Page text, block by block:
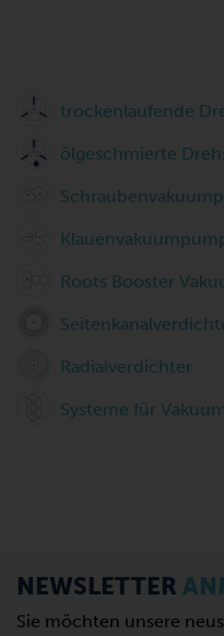
trockenlaufende
ölgeschmierte
Roots Booster
Radialverdichter
Systeme für Vakuum
NEWSLETTER
Sie möchten unsere